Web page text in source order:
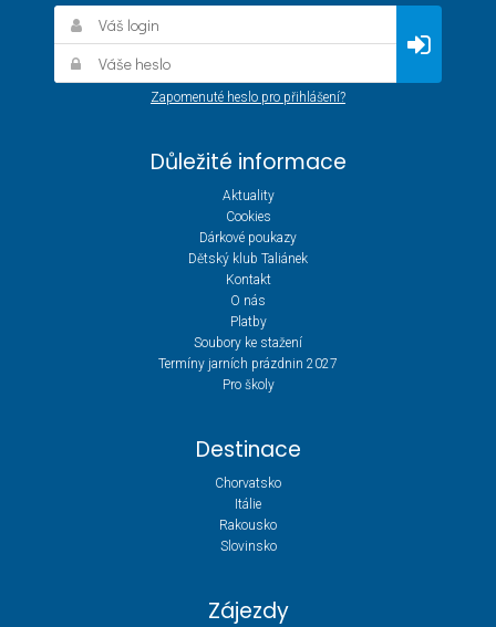
Zapomenuté heslo pro přihlášení?
Důležité informace
Aktuality
Cookies
Dárkové poukazy
Dětský klub Taliánek
Kontakt
O nás
Platby
Soubory ke stažení
Termíny jarních prázdnin 2027
Pro školy
Destinace
Chorvatsko
Itálie
Rakousko
Slovinsko
Zájezdy